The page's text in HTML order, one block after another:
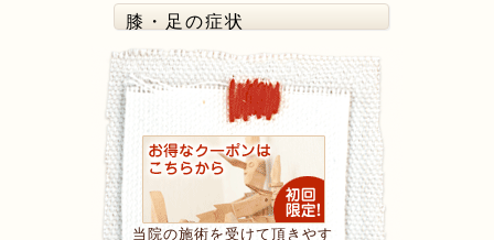
膝・足の症状
当院の施術を受けて頂きやす